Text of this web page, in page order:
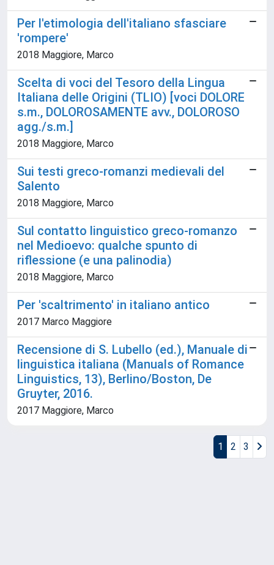
Per l'etimologia dell'italiano sfasciare
'rompere'
2018 Maggiore, Marco
Scelta di voci del Tesoro della Lingua
Italiana delle Origini (TLIO) [voci DOLORE
s.m., DOLOROSAMENTE avv., DOLOROSO
agg./s.m.]
2018 Maggiore, Marco
Sui testi greco-romanzi medievali del
Salento
2018 Maggiore, Marco
Sul contatto linguistico greco-romanzo
nel Medioevo: qualche spunto di
riflessione (e una palinodia)
2018 Maggiore, Marco
Per 'scaltrimento' in italiano antico
2017 Marco Maggiore
Recensione di S. Lubello (ed.), Manuale di
linguistica italiana (Manuals of Romance
Linguistics, 13), Berlino/Boston, De
Gruyter, 2016.
2017 Maggiore, Marco
1 2 3